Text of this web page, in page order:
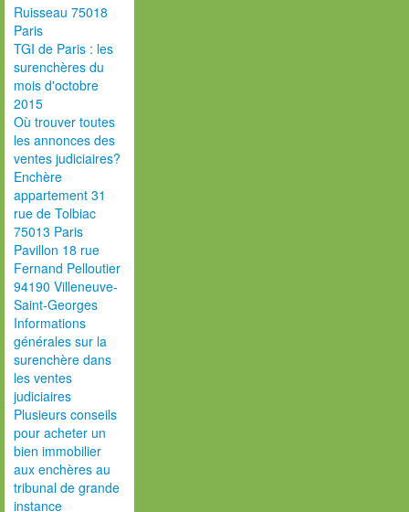
Ruisseau 75018
Paris
TGI de Paris : les
surenchères du
mois d'octobre
2015
Où trouver toutes
les annonces des
ventes judiciaires?
Enchère
appartement 31
rue de Tolbiac
75013 Paris
Pavillon 18 rue
Fernand Pelloutier
94190 Villeneuve-
Saint-Georges
Informations
générales sur la
surenchère dans
les ventes
judiciaires
Plusieurs conseils
pour acheter un
bien immobilier
aux enchères au
tribunal de grande
instance